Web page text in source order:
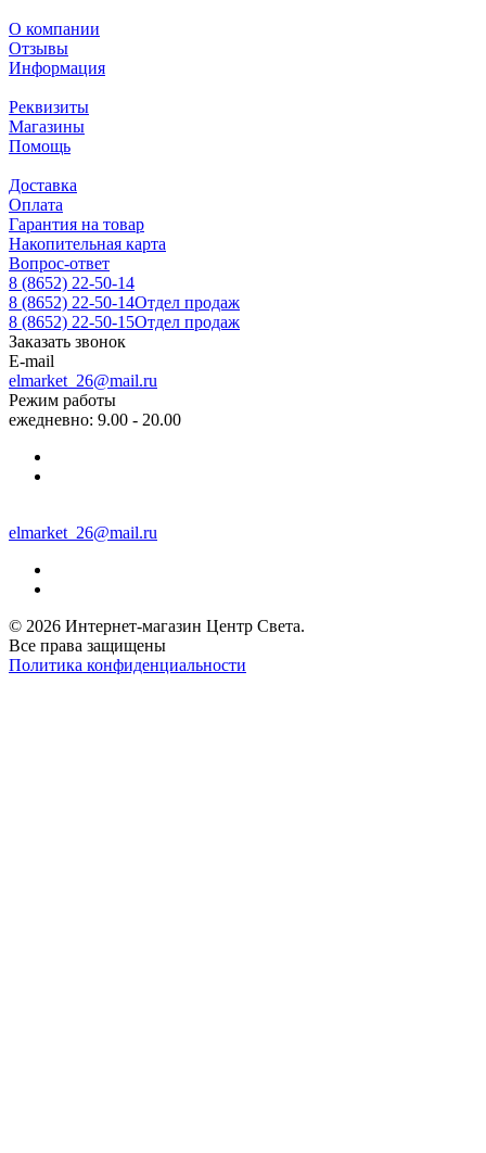
О компании
Отзывы
Информация
Реквизиты
Магазины
Помощь
Доставка
Оплата
Гарантия на товар
Накопительная карта
Вопрос-ответ
8 (8652) 22-50-14
8 (8652) 22-50-14Отдел продаж
8 (8652) 22-50-15Отдел продаж
Заказать звонок
E-mail
elmarket_26@mail.ru
Режим работы
ежедневно: 9.00 - 20.00
elmarket_26@mail.ru
© 2026 Интернет-магазин Центр Света.
Все права защищены
Политика конфиденциальности